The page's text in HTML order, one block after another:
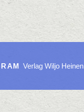
Verlag Wiljo Heinen